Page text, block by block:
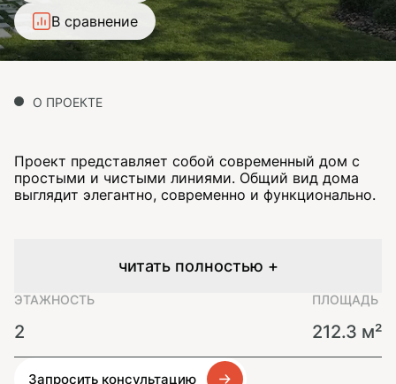
В сравнение
О ПРОЕКТЕ
Проект представляет собой современный дом с
простыми и чистыми линиями. Общий вид дома
выглядит элегантно, современно и функционально.
читать полностью +
ЭТАЖНОСТЬ
2
ПЛОЩАДЬ
212.3 м²
Запросить консультацию